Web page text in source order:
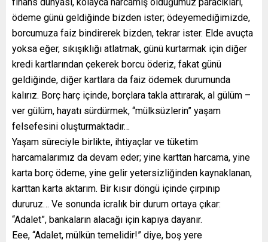
ödeme günü geldiğinde bizden ister; ödeyemediğimizde,
borcumuza faiz bindirerek bizden, tekrar ister. Elde avuçta
yoksa eğer, sıkışıklığı atlatmak, günü kurtarmak için diğer
kredi kartlarından çekerek borcu öderiz, fakat günü
geldiğinde, diğer kartlara da faiz ödemek durumunda
kalırız. Borç harç içinde, borçlara takla attırarak, al gülüm –
ver gülüm, hayatı sürdürmek, “mülksüzlerin” yaşam
felsefesini oluşturmaktadır…
Yaşam süreciyle birlikte, ihtiyaçlar ve tüketim
harcamalarımız da devam eder; yine karttan harcama, yine
karta borç ödeme, yine gelir yetersizliğinden kaynaklanan,
karttan karta aktarım. Bir kısır döngü içinde çırpınıp
dururuz… Ve sonunda icralık bir durum ortaya çıkar:
“Adalet”, bankaların alacağı için kapıya dayanır.
Eee, “Adalet, mülkün temelidir!” diye, boş yere